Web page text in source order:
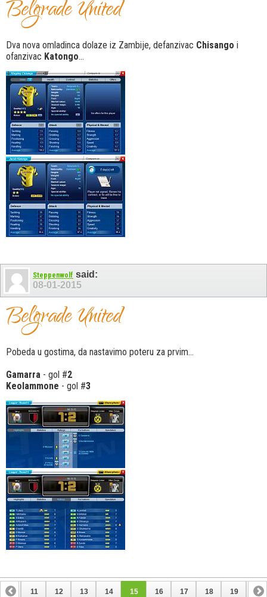
Dva nova omladinca dolaze iz Zambije, defanzivac Chisango i
ofanzivac Katongo...
Steppenwolf said:
08-01-2015
Pobeda u gostima, da nastavimo poteru za prvim...
Gamarra - gol #2
Keolammone - gol #3
10 11 12 13 14 15 16 17 18 19 20